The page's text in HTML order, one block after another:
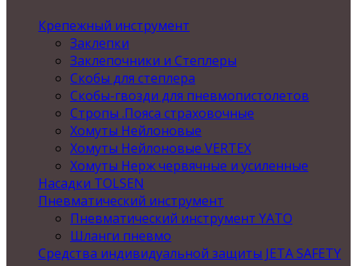
Крепежный инструмент
Заклепки
Заклепочники и Степлеры
Скобы для степлера
Скобы-гвозди для пневмопистолетов
Стропы .Пояса страховочные
Хомуты Нейлоновые
Хомуты Нейлоновые VERTEX
Хомуты Нерж червячные и усиленные
Насадки TOLSEN
Пневматический инструмент
Пневматический инструмент YATO
Шланги пневмо
Средства индивидуальной защиты JETA SAFETY